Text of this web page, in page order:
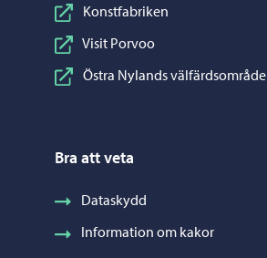
Konstfabriken
Visit Porvoo
Östra Nylands välfärdsområde
Bra att veta
Dataskydd
Information om kakor